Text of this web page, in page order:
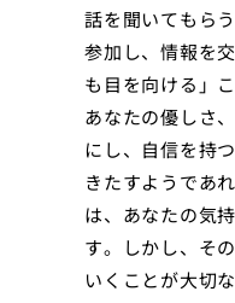
話を聞いてもら
参加し、情報を
も目を向ける」
あなたの優しさ
にし、自信を持
きたすようであ
は、あなたの気
す。しかし、そ
いくことが大切な